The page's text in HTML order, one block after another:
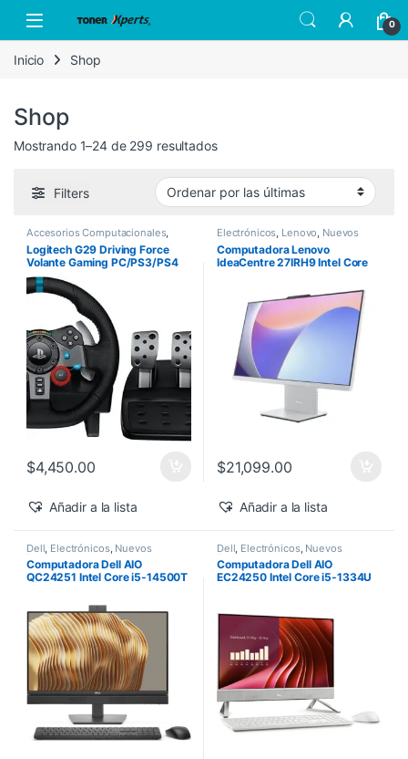
Open 0
Inicio Shop
Shop
Mostrando 1–24 de 299 resultadosSorted by latest
Filters
Accesorios Computacionales,
Logitech Nuevos Productos
Logitech G29 Driving Force
Volante Gaming PC/PS3/PS4
$4,450.00
Añadir a la lista
Electrónicos Lenovo Nuevos
Computadora Lenovo
IdeaCentre 27IRH9 Intel Core
512GB SSD Windows 11 Home
$21,099.00
Añadir a la lista
Dell Electrónicos, Nuevos
Productos
Computadora Dell AIO
QC24251 Intel Core i5-14500T
Windows 11 Pro
Dell Electrónicos, Nuevos
Productos
Computadora Dell AIO
EC24250 Intel Core i5-1334U